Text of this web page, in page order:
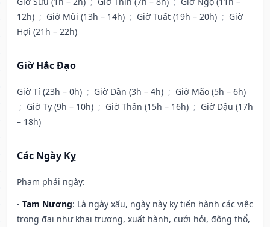
12h) ; Giờ Mùi (13h – 14h) ; Giờ Tuất (19h – 20h) ; Giờ
Hợi (21h – 22h)
Giờ Hắc Đạo
Giờ Tí (23h – 0h) ; Giờ Dần (3h – 4h) ; Giờ Mão (5h – 6h)
; Giờ Tỵ (9h – 10h) ; Giờ Thân (15h – 16h) ; Giờ Dậu (17h
– 18h)
Các Ngày Kỵ
Phạm phải ngày:
- Tam Nương: Là ngày xấu, ngày này kỵ tiến hành các việc
trọng đại như khai trương, xuất hành, cưới hỏi, động thổ,